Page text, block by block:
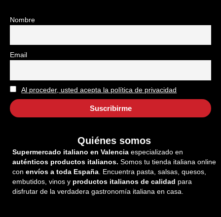
Nombre
Email
Al proceder, usted acepta la política de privacidad
Quiénes somos
Supermercado italiano en Valencia especializado en
auténticos productos italianos. Somos tu tienda italiana online
con envíos a toda España . Encuentra pasta, salsas, quesos,
embutidos, vinos y productos italianos de calidad para
disfrutar de la verdadera gastronomía italiana en casa.